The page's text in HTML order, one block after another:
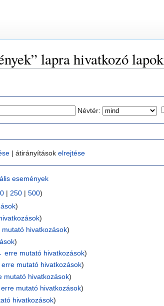
lapra hivatkozó lapok
Névtér:
| átirányítások elrejtése
események
| 250 | 500)
)
)
hivatkozások)
)
erre mutató hivatkozások)
mutató hivatkozások)
mutató hivatkozások)
mutató hivatkozások)
hivatkozások)